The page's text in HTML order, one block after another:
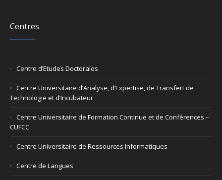
Centres
Centre d’Etudes Doctorales
Centre Universitaire d’Analyse, d’Expertise, de Transfert de
Technologie et d’Incubateur
Centre Universitaire de Formation Continue et de Conférences –
CUFCC
Centre Universitaire de Ressources Informatiques
Centre de Langues